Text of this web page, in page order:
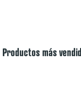
Productos más